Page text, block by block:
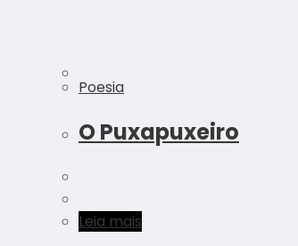
Poesia
O Puxapuxeiro
Leia mais